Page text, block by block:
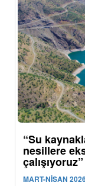
“Su
nesillere
çalışıyoruz”
MART-NİSAN